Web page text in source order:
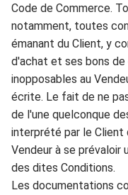
Code de Commerce.
notamment, toutes
émanant du Client, y
d'achat et ses bons de
inopposables au
écrite. Le fait de ne
de l'une quelconque
interprété par le Client
Vendeur à se prévaloir
des dites Conditions.
Les documentations